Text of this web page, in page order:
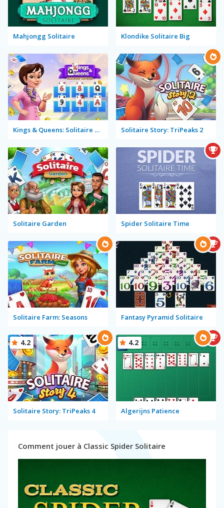
Mahjongg Solitaire Klondike Solitaire Big
Kings & Queens: Solitaire Tripeaks Solitaire Story: TriPeaks 2
Solitaire Garden Spider Solitaire Time
Solitaire Farm: Seasons Fantasy Pyramid Solitaire
Solitaire Story: TriPeaks 4
4.2
Algerijns Patience
4.2
Comment jouer à Classic Spider Solitaire